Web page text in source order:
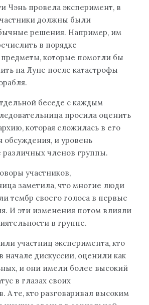
Чэнь провела эксперимент, в
должны были
решения. Например, им
в порядке
которые помогли бы
на Луне после катастрофы
беседе с каждым
просила оценить
которая сложилась в его
обсуждения, и уровень
членов группы.
участников,
заметила, что многие люди
тембр своего голоса в первые
И эти изменения потом влияли
в группе.
участниц эксперимента, кто
начале дискуссии, оценили как
и они имели более высокий
в глазах своих
А те, кто разговаривал высоким